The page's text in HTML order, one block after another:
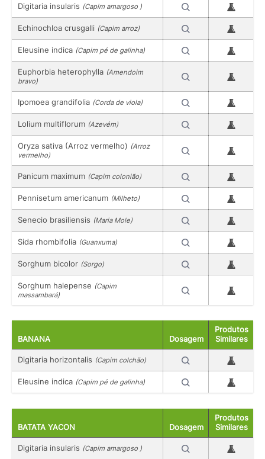
Digitaria insularis (Capim amargoso )
Echinochloa crusgalli (Capim arroz)
Eleusine indica (Capim pé de galinha)
Euphorbia heterophylla (Amendoim
bravo)
Ipomoea grandifolia (Corda de viola)
Lolium multiflorum (Azevém)
Oryza sativa (Arroz vermelho) (Arroz
vermelho)
Panicum maximum (Capim colonião)
Pennisetum americanum (Milheto)
Senecio brasiliensis (Maria Mole)
Sida rhombifolia (Guanxuma)
Sorghum bicolor (Sorgo)
Sorghum halepense (Capim
massambará)
BANANA Dosagem
Produtos
Similares
Digitaria horizontalis (Capim colchão)
Eleusine indica (Capim pé de galinha)
BATATA YACON Dosagem
Produtos
Similares
Digitaria insularis (Capim amargoso )